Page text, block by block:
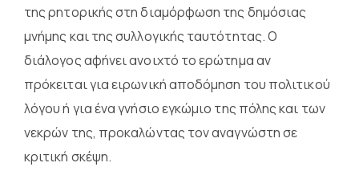
της ρητορικής στη διαμόρφωση της δημόσιας
μνήμης και της συλλογικής ταυτότητας. Ο
διάλογος αφήνει ανοιχτό το ερώτημα αν
πρόκειται για ειρωνική αποδόμηση του πολιτικού
λόγου ή για ένα γνήσιο εγκώμιο της πόλης και των
νεκρών της, προκαλώντας τον αναγνώστη σε
κριτική σκέψη.